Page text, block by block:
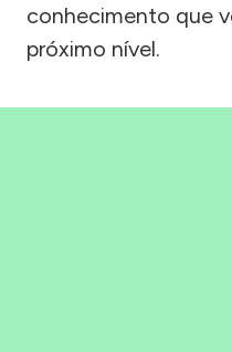
conhecimento que
próximo nível.